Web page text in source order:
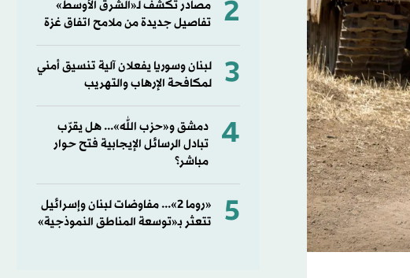
2
مصادر تكشف لـ«الشرق الأوسط»
تفاصيل جديدة من ملامح اتفاق غزة
3
لبنان وسوريا يفعلان آلية تنسيق أمني
لمكافحة الإرهاب والتهريب
4
دمشق و«حزب الله»... هل يقرّب
تبادل الرسائل الإيجابية فتح حوار
مباشر؟
5
«روما 2»... مفاوضات لبنان وإسرائيل
تتعثر بـ«توسعة المناطق النموذجية»